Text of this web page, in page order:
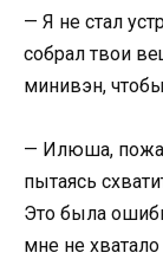
— Я не стал
собрал твои
минивэн,
— Илюша,
пытаясь
Это была
мне не